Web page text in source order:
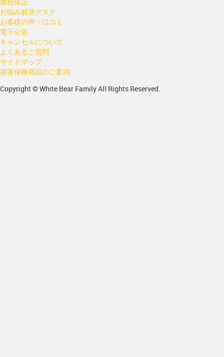
お悩み解決デスク
お客様の声・口コミ
電子公告
キャンセルについて
よくあるご質問
サイトマップ
損害保険商品のご案内
Copyright © White Bear Family All Rights Reserved.